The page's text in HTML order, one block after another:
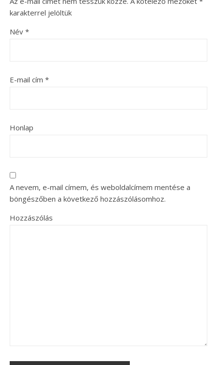
karakterrel jelöltük
Név *
E-mail cím *
Honlap
A nevem, e-mail címem, és weboldalcímem mentése a
böngészőben a következő hozzászólásomhoz.
Hozzászólás